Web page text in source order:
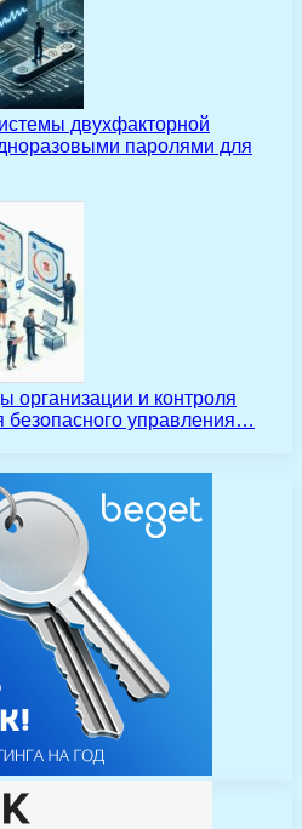
двухфакторной
паролями для
организации и контроля
безопасного управления…